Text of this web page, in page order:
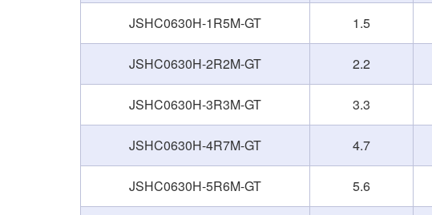
JSHC0630H-1R5M-GT 1.5
JSHC0630H-2R2M-GT 2.2
JSHC0630H-3R3M-GT 3.3
JSHC0630H-4R7M-GT 4.7
JSHC0630H-5R6M-GT 5.6